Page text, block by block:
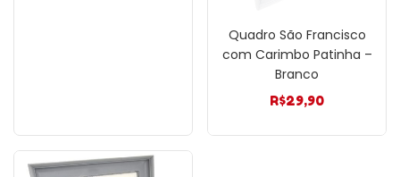
Quadro São Francisco
com Carimbo Patinha –
Branco
R$29,90